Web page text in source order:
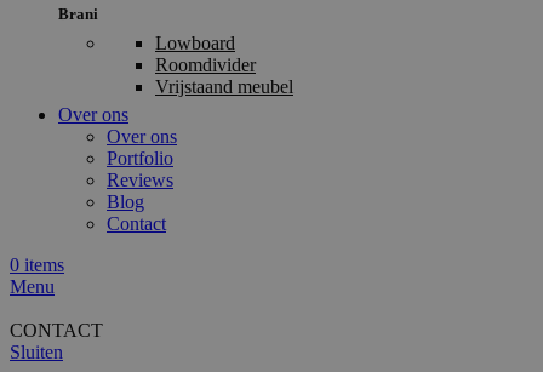
Brani
Lowboard
Roomdivider
Vrijstaand meubel
Over ons
Over ons
Portfolio
Reviews
Blog
Contact
0 items
Menu
CONTACT
Sluiten